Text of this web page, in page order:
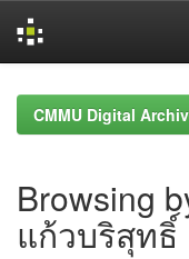
navigationCMMU Digital
Browsing
แก้วบริสุทธิ์